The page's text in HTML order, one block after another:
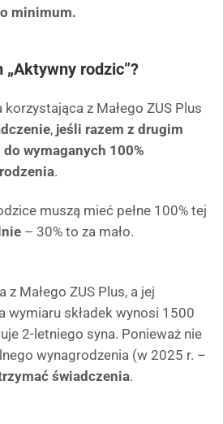
minimum.
rodzic”?
z Małego ZUS Plus
, jeśli razem z drugim
wymaganych 100%
.
muszą mieć pełne 100% tej
– 30% to za mało.
Małego ZUS Plus, a jej
wymiaru składek wynosi 1500
2-letniego syna. Ponieważ nie
wynagrodzenia (w 2025 r. –
świadczenia.